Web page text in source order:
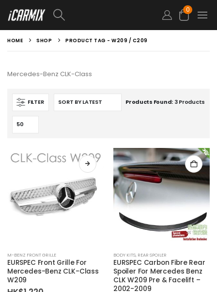
0
HOME SHOP PRODUCT TAG - W209 / C209
Mercedes-Benz CLK-Class
FILTER Products Found: 3 Products
M-BENZ FRONT GRILLE
EURSPEC Front Grille For
Mercedes-Benz CLK-Class
W209
BODY KITS, REAR SPOILER
EURSPEC Carbon Fibre Rear
Spoiler For Mercedes Benz
CLK W209 Pre & Facelift –
2002-2009